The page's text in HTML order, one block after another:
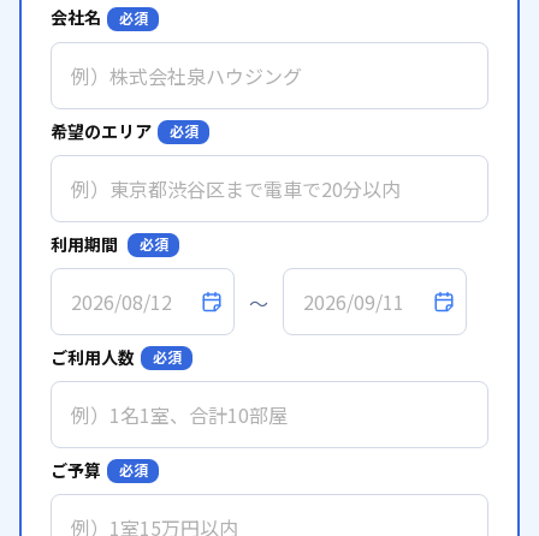
会社名 必須
希望のエリア 必須
利用期間 必須
～
ご利用人数 必須
ご予算 必須